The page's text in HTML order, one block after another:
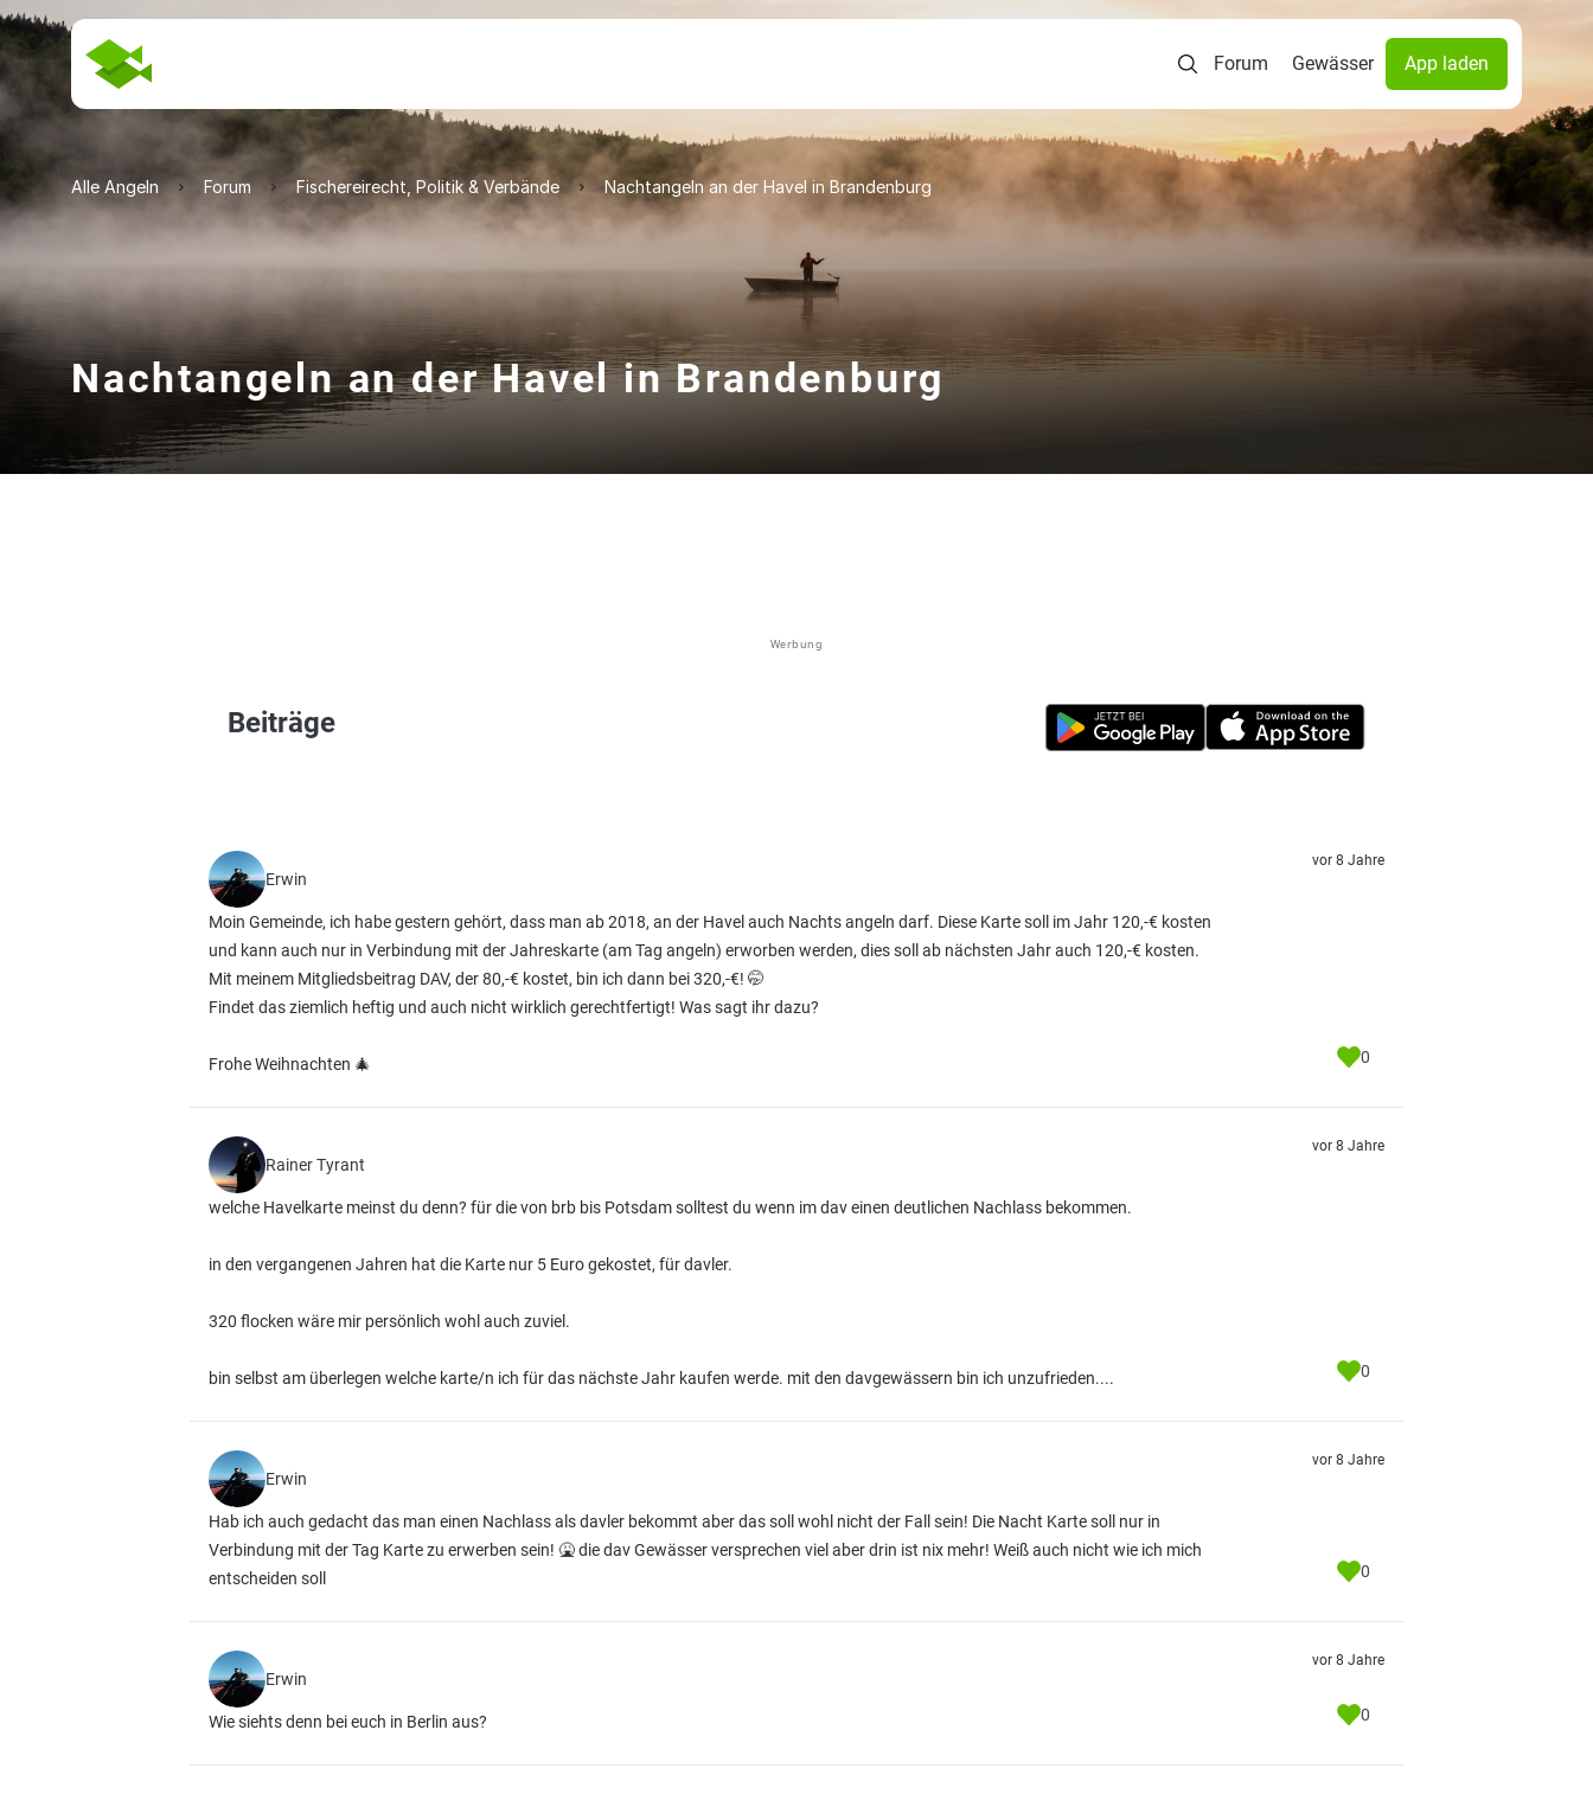
Forum Gewässer App laden
Alle Angeln Forum Fischereirecht, Politik & Verbände Nachtangeln an der Havel in Brandenburg
Nachtangeln an der Havel in Brandenburg
Werbung
Beiträge
Erwin
Moin Gemeinde, ich habe gestern gehört, dass man ab 2018, an der Havel auch Nachts angeln darf. Diese Karte soll im Jahr 120,-€ kosten
und kann auch nur in Verbindung mit der Jahreskarte (am Tag angeln) erworben werden, dies soll ab nächsten Jahr auch 120,-€ kosten.
Mit meinem Mitgliedsbeitrag DAV, der 80,-€ kostet, bin ich dann bei 320,-€! 🤭
Findet das ziemlich heftig und auch nicht wirklich gerechtfertigt! Was sagt ihr dazu?
Frohe Weihnachten 🎄
vor 8 Jahre
0
Rainer Tyrant
welche Havelkarte meinst du denn? für die von brb bis Potsdam solltest du wenn im dav einen deutlichen Nachlass bekommen.
in den vergangenen Jahren hat die Karte nur 5 Euro gekostet, für davler.
320 flocken wäre mir persönlich wohl auch zuviel.
bin selbst am überlegen welche karte/n ich für das nächste Jahr kaufen werde. mit den davgewässern bin ich unzufrieden....
vor 8 Jahre
0
Erwin
Hab ich auch gedacht das man einen Nachlass als davler bekommt aber das soll wohl nicht der Fall sein! Die Nacht Karte soll nur in
Verbindung mit der Tag Karte zu erwerben sein! 🤮 die dav Gewässer versprechen viel aber drin ist nix mehr! Weiß auch nicht wie ich mich
entscheiden soll
vor 8 Jahre
0
Erwin
Wie siehts denn bei euch in Berlin aus?
vor 8 Jahre
0